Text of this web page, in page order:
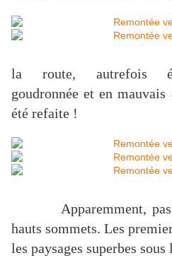
la route, autrefois
goudronnée et en mauvais
été refaite !
Apparemment, pas
hauts sommets. Les
les paysages superbes